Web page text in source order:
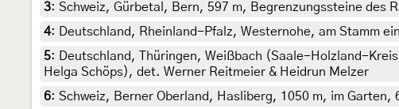
3: Schweiz, Gürbetal, Bern, 597 m, Begrenzungssteine des
4: Deutschland, Rheinland-Pfalz, Westernohe, am Stamm
5: Deutschland, Thüringen, Weißbach (Saale-Holzland-
Helga Schöps), det. Werner Reitmeier & Heidrun Melzer
6: Schweiz, Berner Oberland, Hasliberg, 1050 m, im